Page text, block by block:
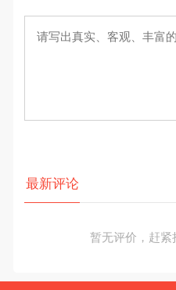
最新评论
暂无评价，赶紧